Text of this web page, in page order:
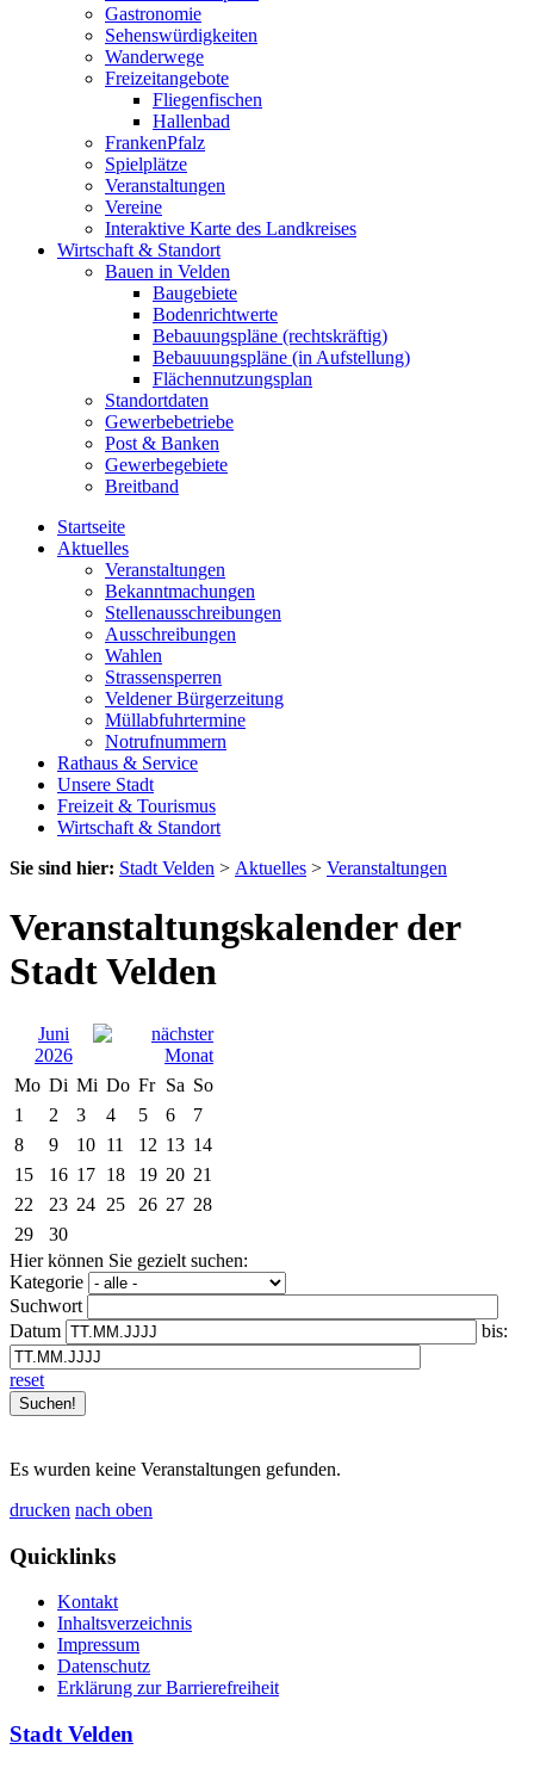
Gastronomie
Sehenswürdigkeiten
Wanderwege
Freizeitangebote
Fliegenfischen
Hallenbad
FrankenPfalz
Spielplätze
Veranstaltungen
Vereine
Interaktive Karte des Landkreises
Wirtschaft & Standort
Bauen in Velden
Baugebiete
Bodenrichtwerte
Bebauungspläne (rechtskräftig)
Bebauuungspläne (in Aufstellung)
Flächennutzungsplan
Standortdaten
Gewerbebetriebe
Post & Banken
Gewerbegebiete
Breitband
Startseite
Aktuelles
Veranstaltungen
Bekanntmachungen
Stellenausschreibungen
Ausschreibungen
Wahlen
Strassensperren
Veldener Bürgerzeitung
Müllabfuhrtermine
Notrufnummern
Rathaus & Service
Unsere Stadt
Freizeit & Tourismus
Wirtschaft & Standort
Sie sind hier: Stadt Velden > Aktuelles > Veranstaltungen
Veranstaltungskalender der
Stadt Velden
Juni
2026
Mo Di Mi Do Fr Sa So
1
2 3 4 5 6
7
8
9 10 11 12 13 14
15
16 17 18 19 20 21
22
23 24 25 26 27 28
29
30
Hier können Sie gezielt suchen:
Kategorie
Suchwort
Datum
bis:
reset
Es wurden keine Veranstaltungen gefunden.
drucken nach oben
Quicklinks
Kontakt
Inhaltsverzeichnis
Impressum
Datenschutz
Erklärung zur Barrierefreiheit
Stadt Velden